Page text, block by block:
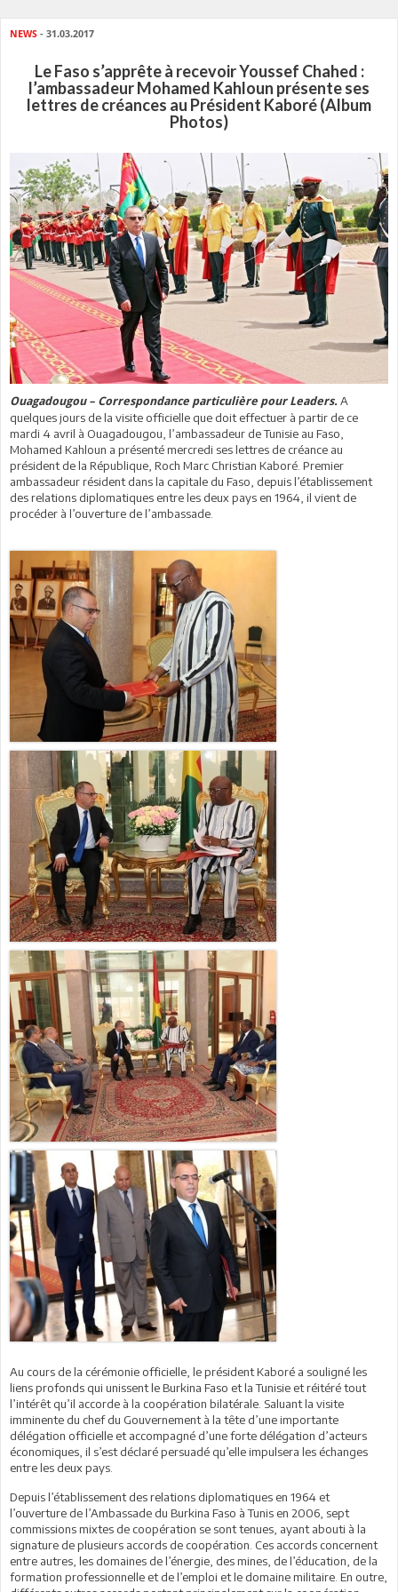
NEWS - 31.03.2017
Le Faso s’apprête à recevoir Youssef Chahed :
l’ambassadeur Mohamed Kahloun présente ses
lettres de créances au Président Kaboré (Album
Photos)
Ouagadougou – Correspondance particulière pour Leaders. A
quelques jours de la visite officielle que doit effectuer à partir de ce
mardi 4 avril à Ouagadougou, l’ambassadeur de Tunisie au Faso,
Mohamed Kahloun a présenté mercredi ses lettres de créance au
président de la République, Roch Marc Christian Kaboré. Premier
ambassadeur résident dans la capitale du Faso, depuis l’établissement
des relations diplomatiques entre les deux pays en 1964, il vient de
procéder à l’ouverture de l’ambassade.
Au cours de la cérémonie officielle, le président Kaboré a souligné les
liens profonds qui unissent le Burkina Faso et la Tunisie et réitéré tout
l’intérêt qu’il accorde à la coopération bilatérale. Saluant la visite
imminente du chef du Gouvernement à la tête d’une importante
délégation officielle et accompagné d’une forte délégation d’acteurs
économiques, il s’est déclaré persuadé qu’elle impulsera les échanges
entre les deux pays.
Depuis l’établissement des relations diplomatiques en 1964 et
l’ouverture de l’Ambassade du Burkina Faso à Tunis en 2006, sept
commissions mixtes de coopération se sont tenues, ayant abouti à la
signature de plusieurs accords de coopération. Ces accords concernent
entre autres, les domaines de l’énergie, des mines, de l’éducation, de la
formation professionnelle et de l’emploi et le domaine militaire. En outre,